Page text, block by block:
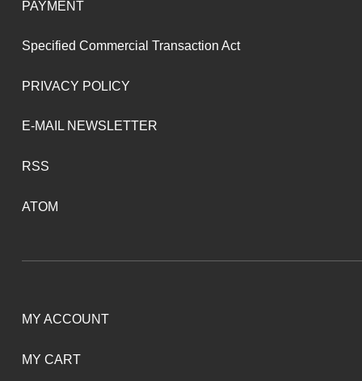
PAYMENT
Specified Commercial Transaction Act
PRIVACY POLICY
E-MAIL NEWSLETTER
RSS
ATOM
MY ACCOUNT
MY CART